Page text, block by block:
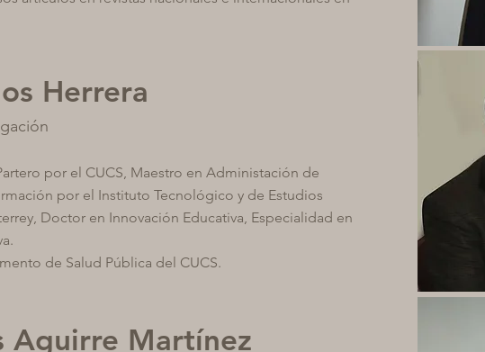
Herrera
por el CUCS, Maestro en Administación de
por el Instituto Tecnológico y de Estudios
Doctor en Innovación Educativa, Especialidad en
de Salud Pública del CUCS.
Aguirre Martínez